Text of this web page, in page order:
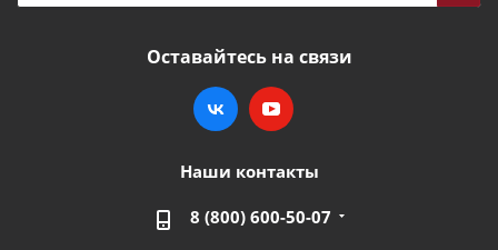
Оставайтесь на связи
Наши контакты
8 (800) 600-50-07